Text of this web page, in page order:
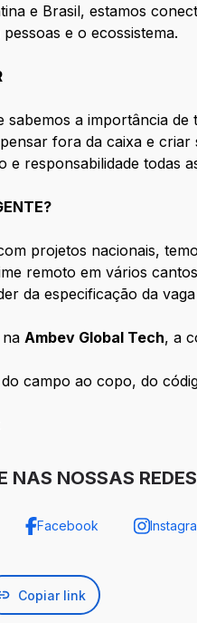
e Brasil, estamos
e o ecossistema.
a importância
fora da caixa e
responsabilidade todas
projetos nacionais,
remoto em vários
da especificação da
naAmbev Global Tech, a
campo ao copo, do
NAS NOSSAS
Facebook
Copiar link